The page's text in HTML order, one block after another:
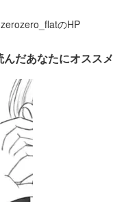
のHP
んだあなたにオススメ